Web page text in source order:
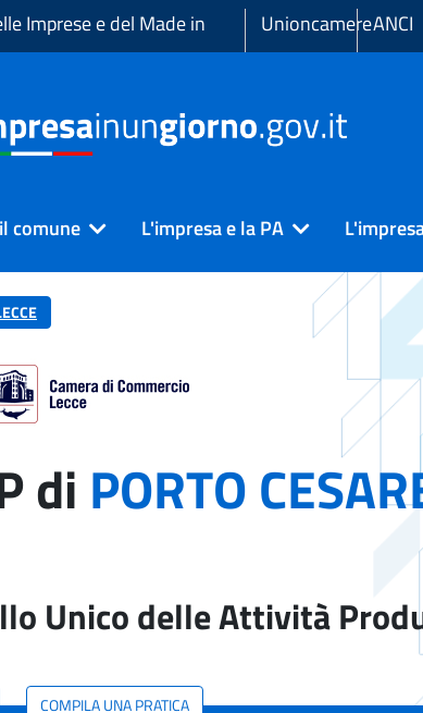
Imprese e del Made in
UnioncamereANCI
comune L'impresa e la PA
di PORTO
Unico delle Attività
COMPILA UNA PRATICA